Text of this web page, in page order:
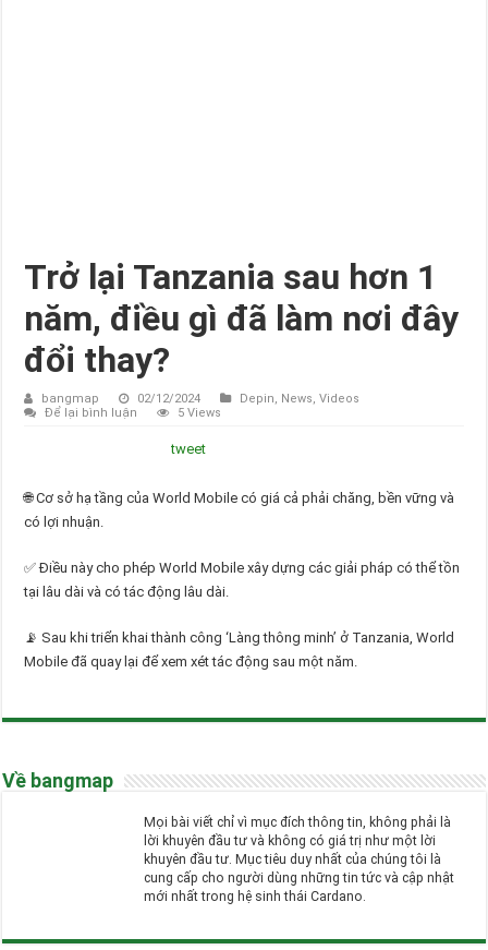
Trở lại Tanzania sau hơn 1
năm, điều gì đã làm nơi đây
đổi thay?
bangmap 02/12/2024 Depin, News,Videos
Để lại bình luận
5 Views
tweet
🌐 Cơ sở hạ tầng của World Mobile có giá cả phải chăng, bền vững và
có lợi nhuận.
✅ Điều này cho phép World Mobile xây dựng các giải pháp có thể tồn
tại lâu dài và có tác động lâu dài.
📡 Sau khi triển khai thành công ‘Làng thông minh’ ở Tanzania, World
Mobile đã quay lại để xem xét tác động sau một năm.
Về bangmap
Mọi bài viết chỉ vì mục đích thông tin, không phải là
lời khuyên đầu tư và không có giá trị như một lời
khuyên đầu tư. Mục tiêu duy nhất của chúng tôi là
cung cấp cho người dùng những tin tức và cập nhật
mới nhất trong hệ sinh thái Cardano.